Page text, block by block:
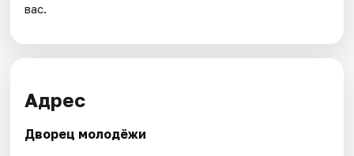
вас.
Адрес
Дворец молодёжи